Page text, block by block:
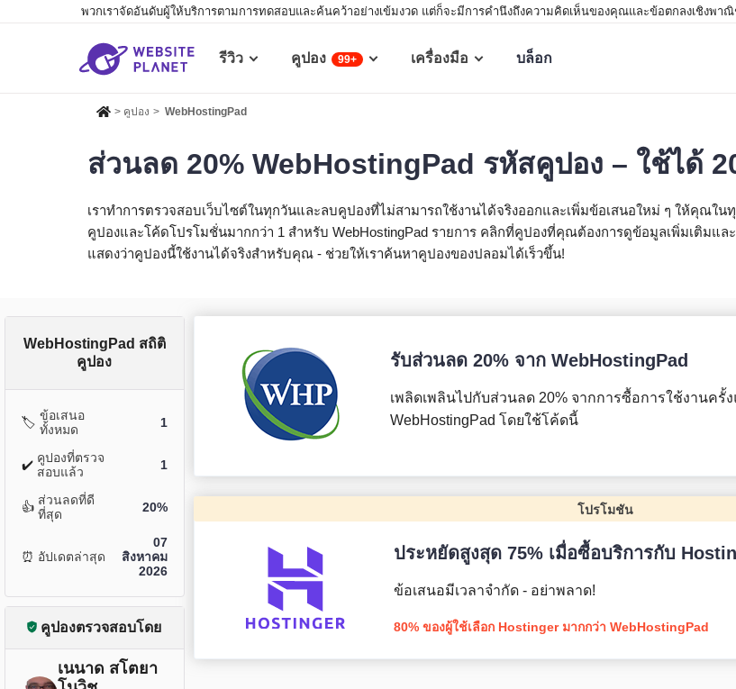
พวกเราจัดอันดับผู้ให้บริการตามการทดสอบและค้นคว้าอย่างเข้มงวด แต่ก็จะมีการคำนึงถึงความคิดเห็นของคุณและข้อตกลงเชิงพา
รีวิว คูปอง 99+ เครื่องมือ บล็อก
> คูปอง > WebHostingPad
ส่วนลด 20% WebHostingPad รหัสคูปอง – ใช้ได้
เราทำการตรวจสอบเว็บไซต์ในทุกวันและลบคูปองที่ไม่สามารถใช้งานได้จริงออกและเพิ่มข้อเสนอใหม่ ๆ ให้คุณใน
คูปองและโค้ดโปรโมชั่นมากกว่า 1 สำหรับ WebHostingPad รายการ คลิกที่คูปองที่คุณต้องการดูข้อมูลเพิ่มเติมแล
แสดงว่าคูปองนี้ใช้งานได้จริงสำหรับคุณ - ช่วยให้เราค้นหาคูปองของปลอมได้เร็วขึ้น!
WebHostingPad สถิติ
คูปอง
🏷️ ข้อเสนอ
ทั้งหมด
1
✔️ คูปองที่ตรวจ
สอบแล้ว
1
👍 ส่วนลดที่ดี
ที่สุด
20%
⏰ อัปเดตล่าสุด
07
สิงหาคม
2026
คูปองตรวจสอบโดย
เนนาด สโตยา
รับส่วนลด 20% จาก WebHostingPad
เพลิดเพลินไปกับส่วนลด 20% จากการซื้อการใช้งานครั้
WebHostingPad โดยใช้โค้ดนี้
โปรโมชัน
ประหยัดสูงสุด 75% เมื่อซื้อบริการกับ
ข้อเสนอมีเวลาจำกัด - อย่าพลาด!
80% ของผู้ใช้เลือก Hostinger มากกว่า WebHostingPad